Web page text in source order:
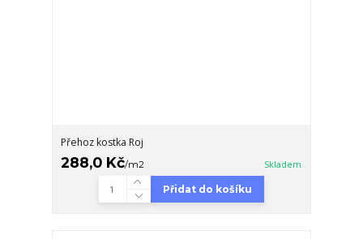
Přehoz kostka Roj
288,0 Kč/m2 Skladem
Přidat do košíku